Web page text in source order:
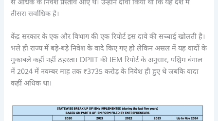
से अधिक के निवेश प्रस्ताव आए थे। उन्होंने दावा किया था कि यह देश में
तीसरा सर्वाधिक है।
केंद्र सरकार के एक और विभाग की एक रिपोर्ट इस दावे की सच्चाई खोलती है।
भले ही राज्य में बड़े-बड़े निवेश के वादे किए गए हो लेकिन असल में यह वादों के
मुकाबले कहीं नहीं ठहरता। DPIIT की IEM रिपोर्ट के अनुसार, पश्चिम बंगाल
में 2024 में नवम्बर माह तक ₹3735 करोड़ के निवेश ही हुए थे जबकि वादा
कहीं अधिक था।